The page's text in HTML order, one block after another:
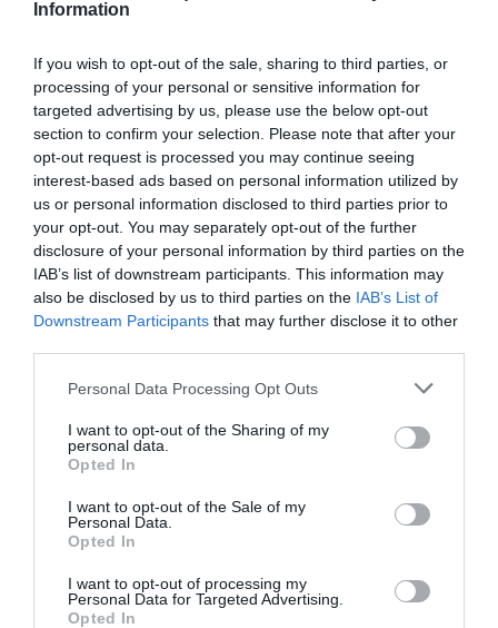
Information
If you wish to opt-out of the sale, sharing to third parties, or
processing of your personal or sensitive information for
targeted advertising by us, please use the below opt-out
section to confirm your selection. Please note that after your
opt-out request is processed you may continue seeing
interest-based ads based on personal information utilized by
us or personal information disclosed to third parties prior to
your opt-out. You may separately opt-out of the further
disclosure of your personal information by third parties on the
IAB’s list of downstream participants. This information may
also be disclosed by us to third parties on the IAB’s List of
Downstream Participants that may further disclose it to other
Personal Data Processing Opt Outs
I want to opt-out of the Sharing of my
personal data.
Opted In
I want to opt-out of the Sale of my
Personal Data.
Opted In
I want to opt-out of processing my
Personal Data for Targeted Advertising.
Opted In
del ataque mediante un vídeo.